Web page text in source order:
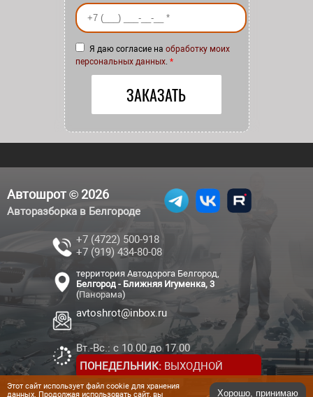
Ваш номер телефона
Я даю согласие на обработку моих
персональных данных. *
Автошрот © 2026
Авторазборка в Белгороде
+7 (4722) 500-918
+7 (919) 434-80-08
территория Автодорога Белгород,
Белгород - Ближняя Игуменка, 3
(Панорама)
avtoshrot@inbox.ru
Вт.-Вс.: с 10.00 до 17.00
ПОНЕДЕЛЬНИК: ВЫХОДНОЙ
Этот сайт использует файл cookie для хранения
данных. Продолжая использовать сайт, вы
Хорошо, принимаю